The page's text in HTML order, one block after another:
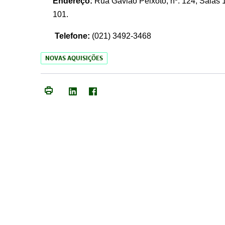
101.
Telefone: (021) 3492-3468
NOVAS AQUISIÇÕES